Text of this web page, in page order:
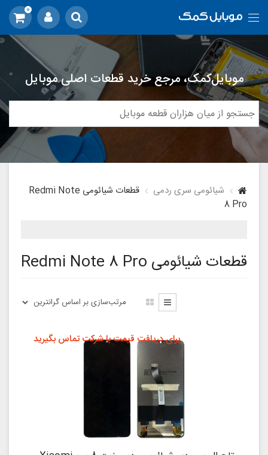
0
موبایل‌کمک، مرجع خرید قطعات اصلی موبایل
شیائومی سری ردمی
قطعات شیائومی Redmi Note
8 Pro
قطعات شیائومی Redmi Note 8 Pro
برای دریافت قیمت با شرکت تماس بگیرید